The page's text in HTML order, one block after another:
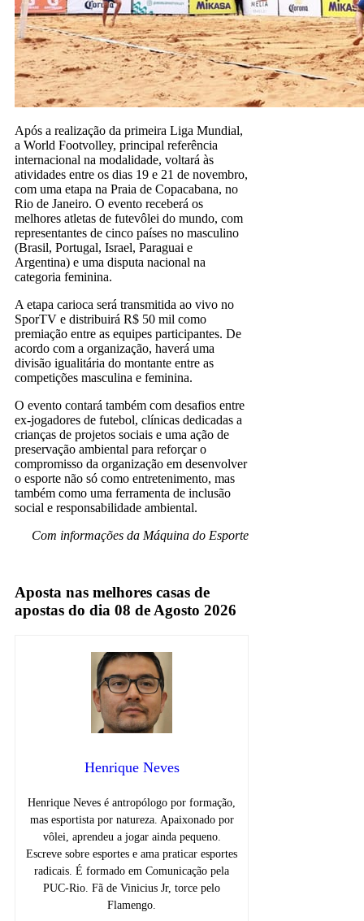
Após a realização da primeira Liga Mundial,
a World Footvolley, principal referência
internacional na modalidade, voltará às
atividades entre os dias 19 e 21 de novembro,
com uma etapa na Praia de Copacabana, no
Rio de Janeiro. O evento receberá os
melhores atletas de futevôlei do mundo, com
representantes de cinco países no masculino
(Brasil, Portugal, Israel, Paraguai e
Argentina) e uma disputa nacional na
categoria feminina.
A etapa carioca será transmitida ao vivo no
SporTV e distribuirá R$ 50 mil como
premiação entre as equipes participantes. De
acordo com a organização, haverá uma
divisão igualitária do montante entre as
competições masculina e feminina.
O evento contará também com desafios entre
ex-jogadores de futebol, clínicas dedicadas a
crianças de projetos sociais e uma ação de
preservação ambiental para reforçar o
compromisso da organização em desenvolver
o esporte não só como entretenimento, mas
também como uma ferramenta de inclusão
social e responsabilidade ambiental.
Com informações da Máquina do Esporte
Aposta nas melhores casas de
apostas do dia 08 de Agosto 2026
Henrique Neves
Henrique Neves é antropólogo por formação,
mas esportista por natureza. Apaixonado por
vôlei, aprendeu a jogar ainda pequeno.
Escreve sobre esportes e ama praticar esportes
radicais. É formado em Comunicação pela
PUC-Rio. Fã de Vinicius Jr, torce pelo
Flamengo.